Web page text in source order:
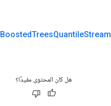
BoostedTreesQuantileStream
هل كان المحتوى مفيدًا؟